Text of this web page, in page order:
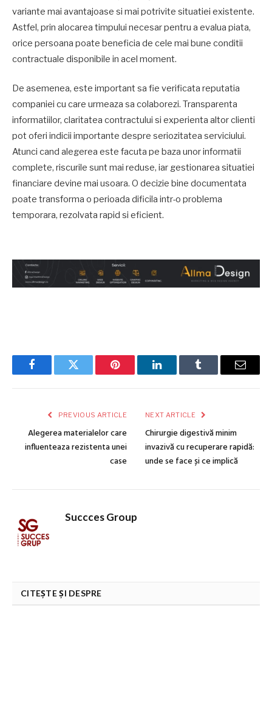
variante mai avantajoase si mai potrivite situatiei existente.
Astfel, prin alocarea timpului necesar pentru a evalua piata,
orice persoana poate beneficia de cele mai bune conditii
contractuale disponibile in acel moment.
De asemenea, este important sa fie verificata reputatia
companiei cu care urmeaza sa colaborezi. Transparenta
informatiilor, claritatea contractului si experienta altor clienti
pot oferi indicii importante despre seriozitatea serviciului.
Atunci cand alegerea este facuta pe baza unor informatii
complete, riscurile sunt mai reduse, iar gestionarea situatiei
financiare devine mai usoara. O decizie bine documentata
poate transforma o perioada dificila intr-o problema
temporara, rezolvata rapid si eficient.
FacebookTwitter Pinterest LinkedInTumblr Email
PREVIOUS ARTICLE
Alegerea materialelor care
influenteaza rezistenta unei
case
NEXT ARTICLE
Chirurgie digestivă minim
invazivă cu recuperare rapidă:
unde se face și ce implică
Succces Group
CITEȘTE ȘI DESPRE